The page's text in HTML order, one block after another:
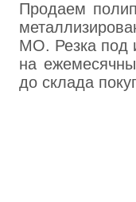
Продаем
МО. Резка под
на
до склада